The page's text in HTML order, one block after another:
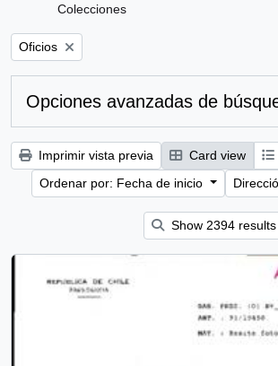
Colecciones
Remove filter:
Oficios
Opciones avanzadas de
Imprimir vista previa Card view
Ordenar por: Fecha de inicio
Show 2394